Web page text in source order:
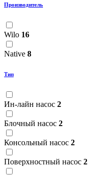
Производитель
Wilo 16
Native 8
Тип
Ин-лайн насос 2
Блочный насос 2
Консольный насос 2
Поверхностный насос 2